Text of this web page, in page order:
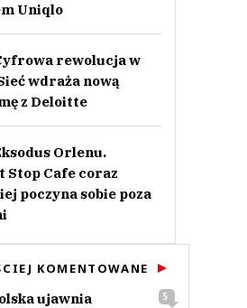
Uniqlo
rewolucja w
wdraża nową
z Deloitte
Orlenu.
Stop Cafe coraz
poczyna sobie poza
KOMENTOWANE
ujawnia
5